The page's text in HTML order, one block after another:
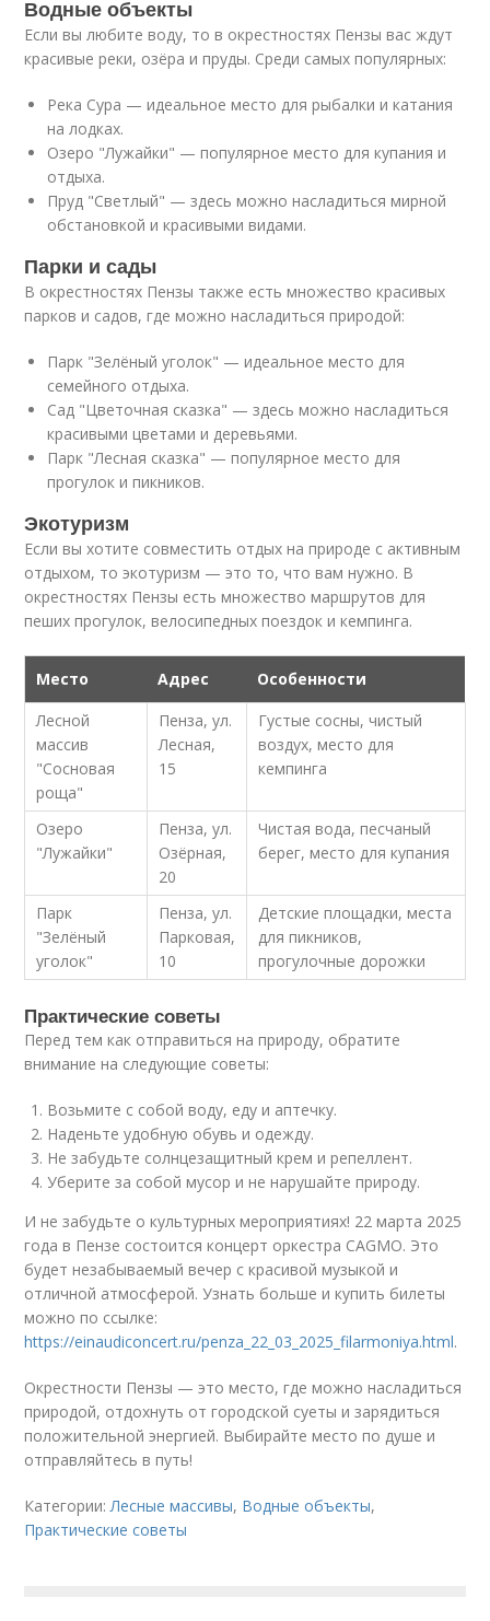
Водные объекты
Если вы любите воду, то в окрестностях Пензы вас ждут
красивые реки, озёра и пруды. Среди самых популярных:
Река Сура — идеальное место для рыбалки и катания
на лодках.
Озеро "Лужайки" — популярное место для купания и
отдыха.
Пруд "Светлый" — здесь можно насладиться мирной
обстановкой и красивыми видами.
Парки и сады
В окрестностях Пензы также есть множество красивых
парков и садов, где можно насладиться природой:
Парк "Зелёный уголок" — идеальное место для
семейного отдыха.
Сад "Цветочная сказка" — здесь можно насладиться
красивыми цветами и деревьями.
Парк "Лесная сказка" — популярное место для
прогулок и пикников.
Экотуризм
Если вы хотите совместить отдых на природе с активным
отдыхом, то экотуризм — это то, что вам нужно. В
окрестностях Пензы есть множество маршрутов для
пеших прогулок, велосипедных поездок и кемпинга.
Место Адрес
Особенности
Лесной
массив
"Сосновая
роща"
Пенза, ул.
Лесная,
15
Густые сосны, чистый
воздух, место для
кемпинга
Озеро
"Лужайки"
Пенза, ул.
Озёрная,
20
Чистая вода, песчаный
берег, место для купания
Парк
"Зелёный
уголок"
Пенза, ул.
Парковая,
10
Детские площадки, места
для пикников,
прогулочные дорожки
Практические советы
Перед тем как отправиться на природу, обратите
внимание на следующие советы:
Возьмите с собой воду, еду и аптечку.
Наденьте удобную обувь и одежду.
Не забудьте солнцезащитный крем и репеллент.
Уберите за собой мусор и не нарушайте природу.
И не забудьте о культурных мероприятиях! 22 марта 2025
года в Пензе состоится концерт оркестра CAGMO. Это
будет незабываемый вечер с красивой музыкой и
отличной атмосферой. Узнать больше и купить билеты
можно по ссылке:
https://einaudiconcert.ru/penza_22_03_2025_filarmoniya.html.
Окрестности Пензы — это место, где можно насладиться
природой, отдохнуть от городской суеты и зарядиться
положительной энергией. Выбирайте место по душе и
отправляйтесь в путь!
Категории:Лесные массивы, Водные объекты,
Практические советы